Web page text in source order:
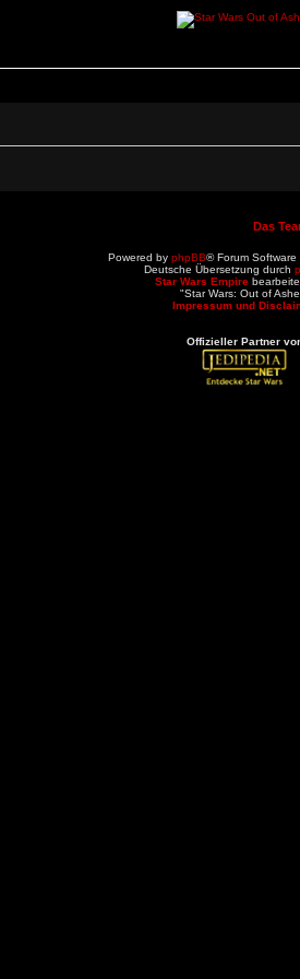
Das
Powered by phpBB® Forum
Deutsche Übersetzung durch
Star Wars Empire
"Star Wars: Out of
Impressum und
Offizieller Partner